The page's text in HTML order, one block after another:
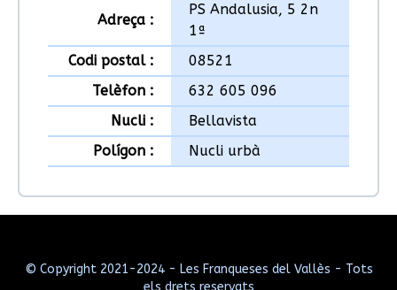
Adreça :
PS Andalusia, 5 2n
1ª
Codi postal :
08521
Telèfon :
632 605 096
Nucli :
Bellavista
Polígon :
Nucli urbà
© Copyright 2021-2024 - Les Franqueses del Vallès - Tots
els drets reservats